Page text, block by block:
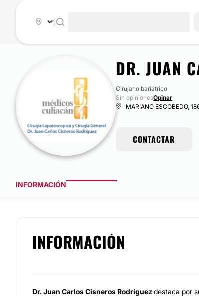
DR. JUAN
Cirujano bariátrico
Sin opinionesOpinar
MARIANO ESCOBEDO,
CONTACTAR
INFORMACIÓN
INFORMACIÓN
Dr. Juan Carlos Cisneros Rodríguez destaca por